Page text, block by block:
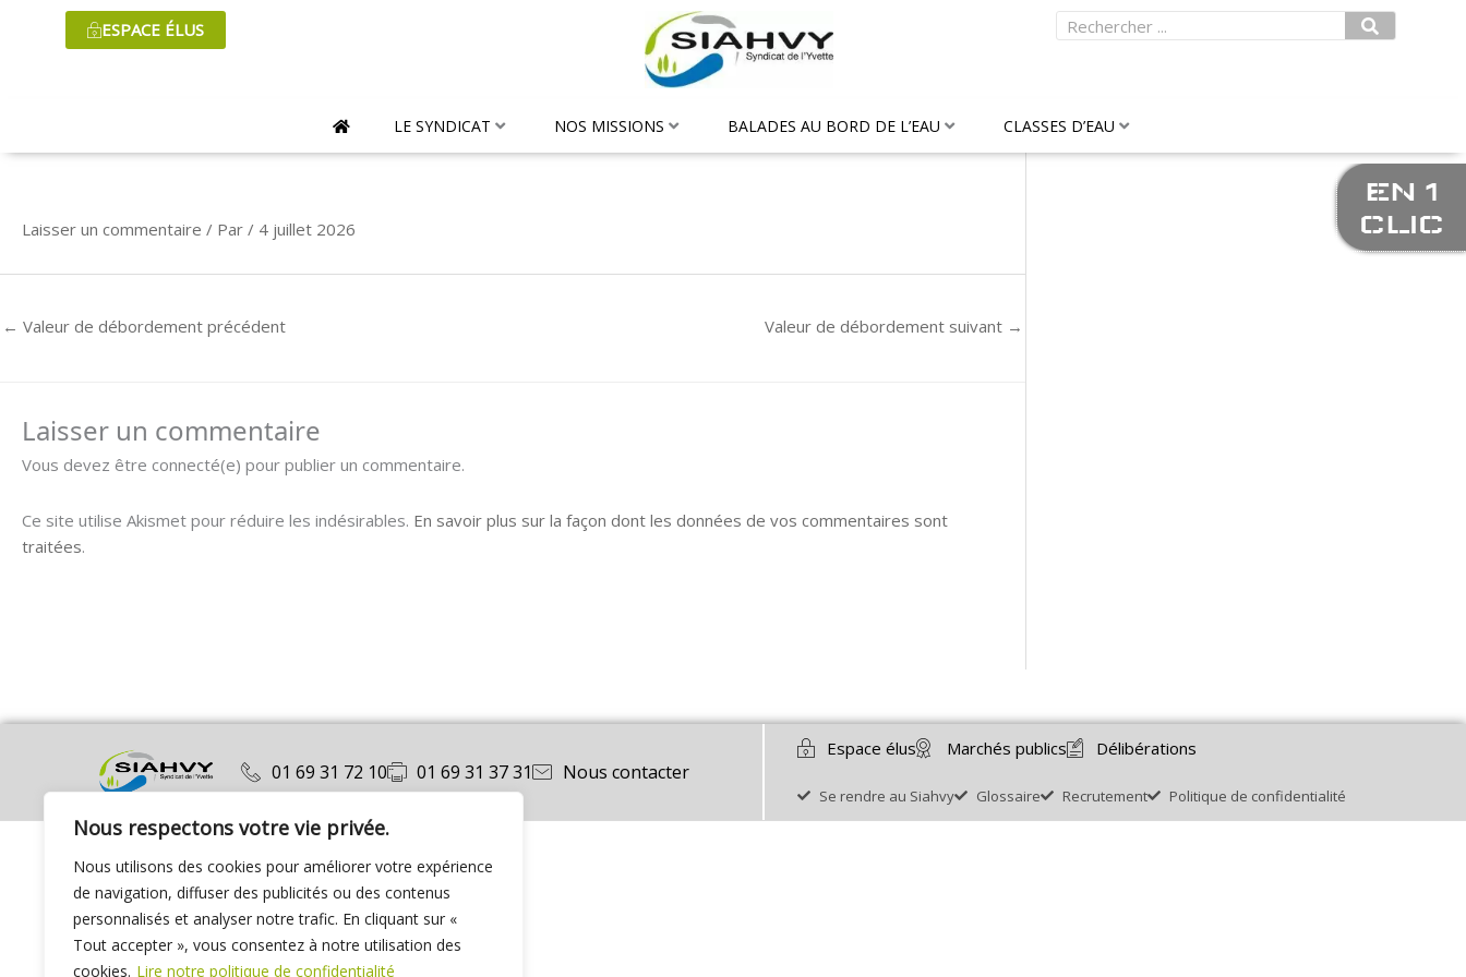
Nous respectons votre vie privée.
Nous utilisons des cookies pour améliorer votre expérience
de navigation, diffuser des publicités ou des contenus
personnalisés et analyser notre trafic. En cliquant sur «
Tout accepter », vous consentez à notre utilisation des
cookies. Lire notre politique de confidentialité
ESPACE ÉLUS Rechercher
LE SYNDICAT NOS MISSIONS BALADES AU BORD DE L’EAU CLASSES D’EAU
Laisser un commentaire / Par / 4 juillet 2026
← Valeur de débordement précédent Valeur de débordement suivant →
Laisser un commentaire
Vous devez être connecté(e) pour publier un commentaire.
Ce site utilise Akismet pour réduire les indésirables. En savoir plus sur la façon dont les données de vos commentaires sont
traitées.
01 69 31 72 10 01 69 31 37 31 Nous contacter
Espace élus Marchés publics Délibérations
Se rendre au Siahvy Glossaire Recrutement Politique de confidentialité
EN 1
CLIC